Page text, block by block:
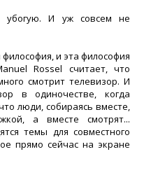
И уж совсем не
и эта философия
Rossel считает, что
смотрит телевизор. И
в одиночестве, когда
люди, собираясь вместе,
а вместе смотрят...
темы для совместного
прямо сейчас на экране